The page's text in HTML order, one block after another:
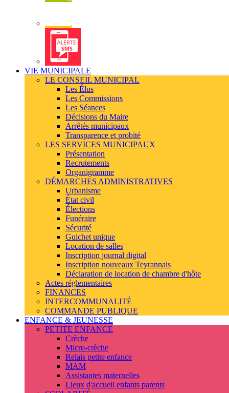
Alerte
SMS
VIE MUNICIPALE
LE CONSEIL MUNICIPAL
Les Élus
Les Commissions
Les Séances
Décisions du Maire
Arrêtés municipaux
Transparence et probité
LES SERVICES MUNICIPAUX
Présentation
Recrutements
Organigramme
DÉMARCHES ADMINISTRATIVES
Urbanisme
État civil
Élections
Funéraire
Sécurité
Guichet unique
Location de salles
Inscription journal digital
Inscription nouveaux Teyrannais
Déclaration de location de chambre d'hôte
Actes réglementaires
FINANCES
INTERCOMMUNALITÉ
COMMANDE PUBLIQUE
ENFANCE & JEUNESSE
PETITE ENFANCE
Crèche
Micro-crèche
Relais petite enfance
MAM
Assistantes maternelles
Lieux d'accueil enfants parents